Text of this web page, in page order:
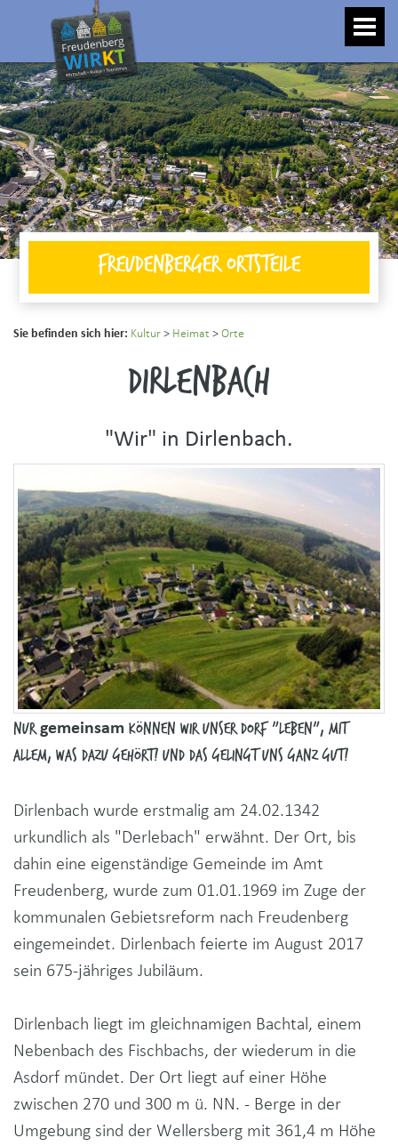
Toggle
Freudenberger Ortsteile
Sie befinden sich hier: Kultur > Heimat > Orte
Dirlenbach
"Wir" in Dirlenbach.
Nurgemeinsam können wir unser Dorf "leben", mit
allem, was dazu gehört! Und das gelingt uns ganz gut!
Dirlenbach wurde erstmalig am 24.02.1342
urkundlich als "Derlebach" erwähnt. Der Ort, bis
dahin eine eigenständige Gemeinde im Amt
Freudenberg, wurde zum 01.01.1969 im Zuge der
kommunalen Gebietsreform nach Freudenberg
eingemeindet. Dirlenbach feierte im August 2017
sein 675-jähriges Jubiläum.
Dirlenbach liegt im gleichnamigen Bachtal, einem
Nebenbach des Fischbachs, der wiederum in die
Asdorf mündet. Der Ort liegt auf einer Höhe
zwischen 270 und 300 m ü. NN. - Berge in der
Umgebung sind der Wellersberg mit 361,4 m Höhe